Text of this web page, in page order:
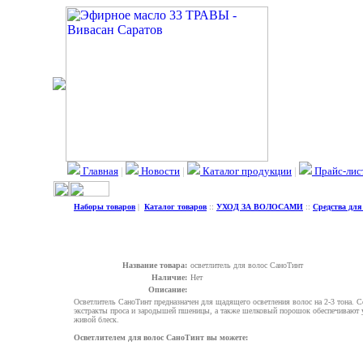
Главная | Новости | Каталог продукции | Прайс-
Наборы товаров | Каталог товаров :: УХОД ЗА ВОЛОСАМИ :: Средства для
Название товара: осветлитель для волос СаноТинт
Наличие: Нет
Описание:
Осветлитель СаноТинт предназначен для щадящего осветления волос на 2-3 тона.
экстракты проса и зародышей пшеницы, а также шелковый порошок обеспечивают
живой блеск.
Осветлителем для волос СаноТинт вы можете: